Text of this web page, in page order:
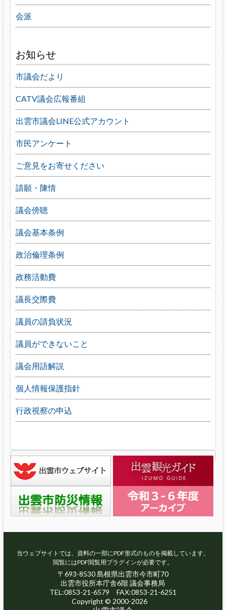
会派
お知らせ
市議会だより
CATV議会広報番組
出雲市議会LINE公式アカウント
市民アンケート
ご意見をお寄せください
請願・陳情
議会傍聴
議会基本条例
政治倫理条例
政務活動費
議長交際費
議員の請負状況
議員ができないこと
議会用語解説
個人情報保護指針
行政視察の申込
当ウェブサイトでは、資料の一部にPDF形式のものを掲載しています。
閲覧にはPDF閲覧用プラグインが必要です。
〒693-8530 島根県出雲市今市町70
出雲市役所本庁舎6階 議会事務局
TEL:0853-21-6579 FAX:0853-21-6251
Copyright © 2000-2026